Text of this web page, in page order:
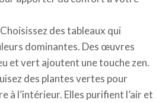
des tableaux qui
dominantes. Des œuvres
et vert ajoutent une touche zen.
des plantes vertes pour
à l’intérieur. Elles purifient l’air et